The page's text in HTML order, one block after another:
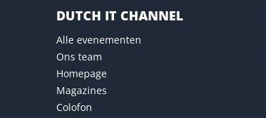
DUTCH IT CHANNEL
Alle evenementen
Ons team
Homepage
Magazines
Colofon